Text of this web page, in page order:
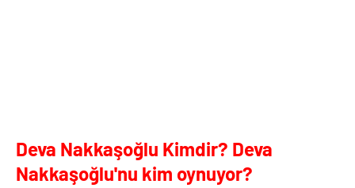
Deva Nakkaşoğlu Kimdir? Deva
Nakkaşoğlu'nu kim oynuyor?